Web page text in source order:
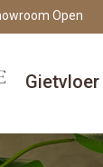
Open
Gietvloer